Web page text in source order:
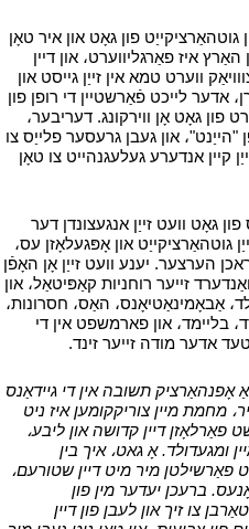
גוטהאַרציקייַט פון גאָט און איר טאָן
איז פאַרגליווערט، און דיין
ווערט טמא אין זייַן גייסט און
אדער לייכט פֿאַרשטיין די רופן פון
פון גאָט אָן ווירקונג. דעריבער،
"הייַנט"، און געבן גרעסער פלייַס צו
קיין אנדערע געלעגנהייט צו טאָן
גאָט וועט זייַן אנגעצונדן דער
גוטהאַרציקייַט און אָפּגעלאָזן עס،
הערצער. יענע וועט זייַן אָן האָפֿן
זייער רוחניות קאַפּיטאַל، און
אַבאָמינאַטיאָנס، האַס، חסרונות،
בליימד، און פארמשפט אין די
אדער מודה זייער זינד.
אָפנהאַרציק תשובה אין די גיידאַנס
מחמת מיין צוריקקומען איז ניט
פאַרלאָזן דיין קדושה און ליבע،
ומגעדולד. אָ גאט، איך בין
פאַרשילטן מיר מיט דיין שטורעם،
ברעכן יעדער מין פון
צו זיך און לעבן פון דיין